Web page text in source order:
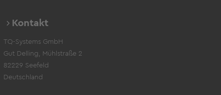
Kontakt
TQ-Systems GmbH
Gut Delling, Mühlstraße 2
82229 Seefeld
Deutschland